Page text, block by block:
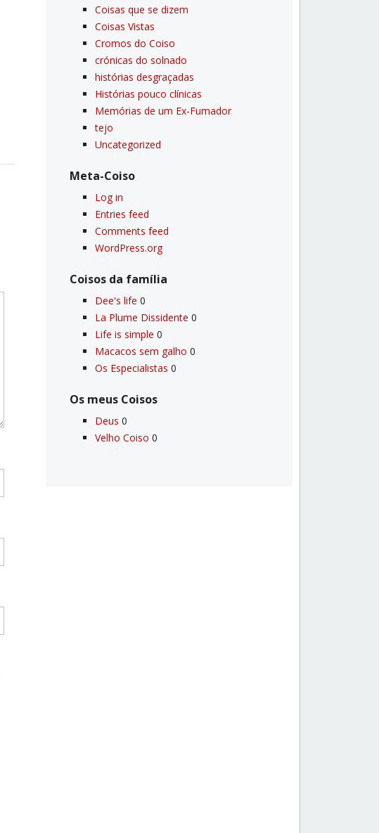
Coisas que se dizem
Coisas Vistas
Cromos do Coiso
crónicas do solnado
histórias desgraçadas
Histórias pouco clí­nicas
Memórias de um Ex-Fumador
tejo
Uncategorized
Meta-Coiso
Log in
Entries feed
Comments feed
WordPress.org
Coisos da famí­lia
Dee's life 0
La Plume Dissidente 0
Life is simple 0
Macacos sem galho 0
Os Especialistas 0
Os meus Coisos
Deus 0
Velho Coiso 0